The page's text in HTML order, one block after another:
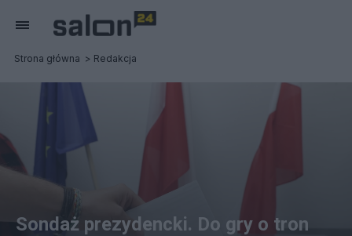
Strona główna Redakcja
Sondaż prezydencki. Do gry o tron